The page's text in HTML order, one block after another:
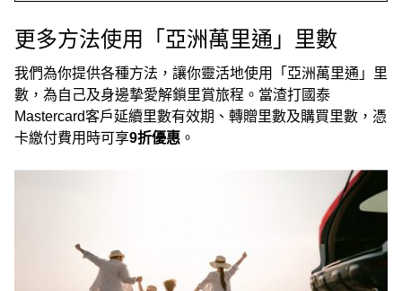
更多方法使用「亞洲萬里通」里數
我們為你提供各種方法，讓你靈活地使用「亞洲萬里通」里
數，為自己及身邊摯愛解鎖里賞旅程。當渣打國泰
Mastercard客戶延續里數有效期、轉贈里數及購買里數，憑
卡繳付費用時可享9折優惠 。